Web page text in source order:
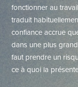
fonctionner au
traduit
confiance accrue
dans une plus
faut prendre un
ce à quoi la